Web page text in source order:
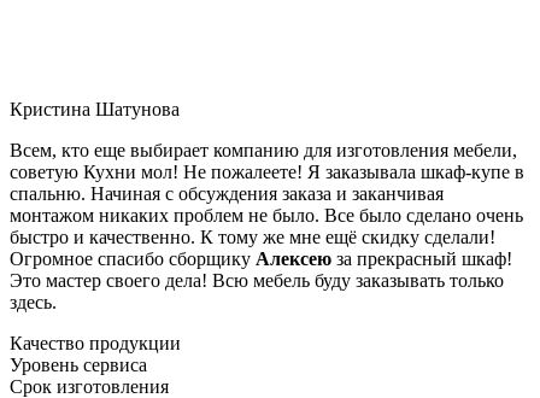
Кристина Шатунова
Всем, кто еще выбирает компанию для изготовления мебели,
советую Кухни мол! Не пожалеете! Я заказывала шкаф-купе в
спальню. Начиная с обсуждения заказа и заканчивая
монтажом никаких проблем не было. Все было сделано очень
быстро и качественно. К тому же мне ещё скидку сделали!
Огромное спасибо сборщику Алексею за прекрасный шкаф!
Это мастер своего дела! Всю мебель буду заказывать только
здесь.
Качество продукции
Уровень сервиса
Срок изготовления